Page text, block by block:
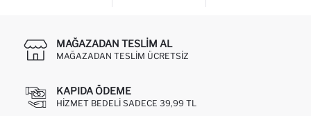
MAĞAZADAN TESLIM AL
MAĞAZADAN TESLIM ÜCRETSIZ
KAPIDA ÖDEME
HIZMET BEDELI SADECE 39,99 TL